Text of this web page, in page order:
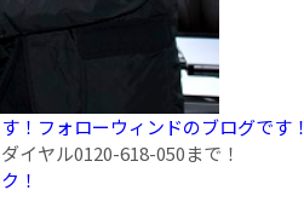
！フォローウィンドのブログです！
イヤル0120-618-050まで！
！